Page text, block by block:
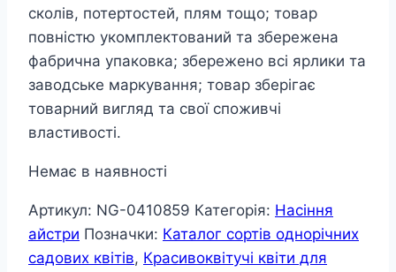
сколів, потертостей, плям тощо; товар
повністю укомплектований та збережена
фабрична упаковка; збережено всі ярлики та
заводське маркування; товар зберігає
товарний вигляд та свої споживчі
властивості.
Немає в наявності
Артикул: NG-0410859 Категорія: Насіння
айстри Позначки: Каталог сортів однорічних
садових квітів, Красивоквітучі квіти для